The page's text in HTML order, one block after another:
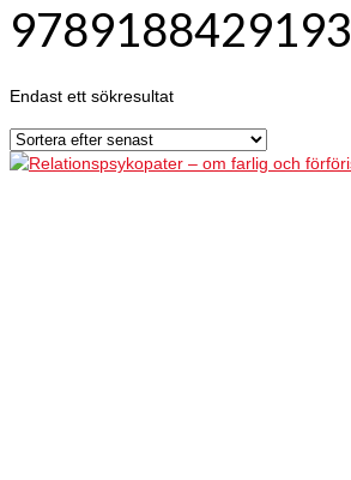
9789188429193
Endast ett sökresultat